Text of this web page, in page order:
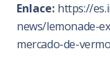
Enlace: https://
news/lemonade-
mercado-de-